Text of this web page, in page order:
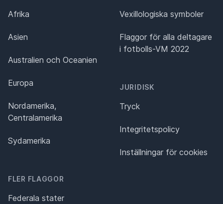
Afrika
Asien
Australien och Oceanien
Europa
Nordamerika,
Centralamerika
Sydamerika
FLER FLAGGOR
Federala stater
Vexillologiska symboler
Flaggor för alla deltagare
i fotbolls-VM 2022
JURIDISK
Tryck
Integritetspolicy
Inställningar för cookies